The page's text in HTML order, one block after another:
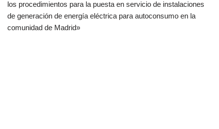
los procedimientos para la puesta en servicio de instalaciones
de generación de energía eléctrica para autoconsumo en la
comunidad de Madrid»